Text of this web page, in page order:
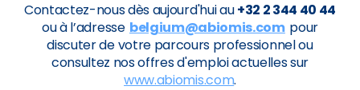
Contactez-nous dès aujourd'hui au+32 2 344 40 44
ou à l’adresse belgium@abiomis.com pour
discuter de votre parcours professionnel ou
consultez nos offres d'emploi actuelles sur
www.abiomis.com.